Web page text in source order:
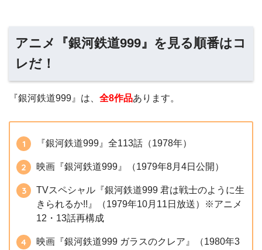
アニメ『銀河鉄道999』を見る順番はコ
レだ！
『銀河鉄道999』は、 全8作品あります。
『銀河鉄道999』全113話（1978年）
映画『銀河鉄道999』（1979年8月4日公開）
TVスペシャル『銀河鉄道999 君は戦士のように生
きられるか!!』（1979年10月11日放送）※アニメ
12・13話再構成
映画『銀河鉄道999 ガラスのクレア』（1980年3